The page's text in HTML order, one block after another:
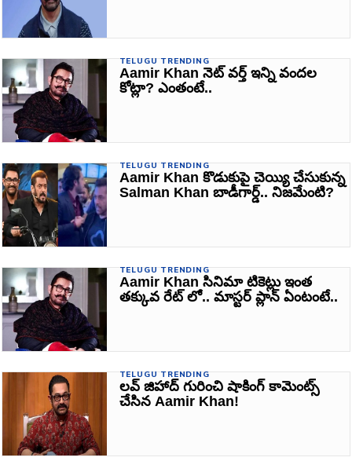
TELUGU TRENDING
Aamir Khan నెట్ వర్త్ ఇన్ని వందల
కోట్లా? ఎంతంటే..
TELUGU TRENDING
Aamir Khan కొడుకుపై చెయ్యి చేసుకున్న
Salman Khan బాడీగార్డ్.. నిజమేంటి?
TELUGU TRENDING
Aamir Khan సినిమా టికెట్లు ఇంత
తక్కువ రేట్ లో.. మాస్టర్ ప్లాన్ ఏంటంటే..
TELUGU TRENDING
లవ్ జిహాద్ గురించి షాకింగ్ కామెంట్స్
చేసిన Aamir Khan!